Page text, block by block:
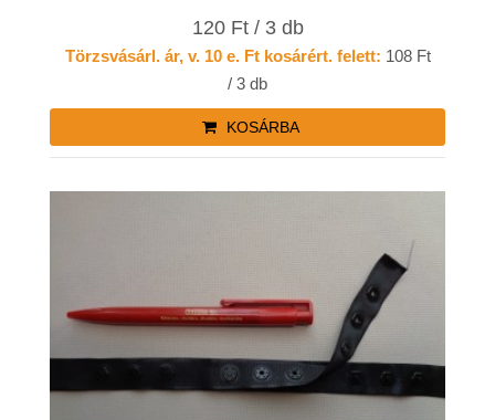
120 Ft / 3 db
Törzsvásárl. ár, v. 10 e. Ft kosárért. felett: 108 Ft
/ 3 db
KOSÁRBA